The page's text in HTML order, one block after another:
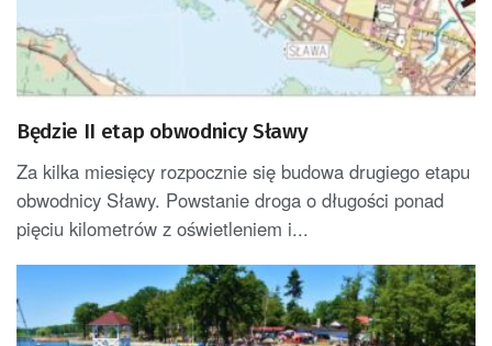
Będzie II etap obwodnicy Sławy
Za kilka miesięcy rozpocznie się budowa drugiego etapu
obwodnicy Sławy. Powstanie droga o długości ponad
pięciu kilometrów z oświetleniem i...